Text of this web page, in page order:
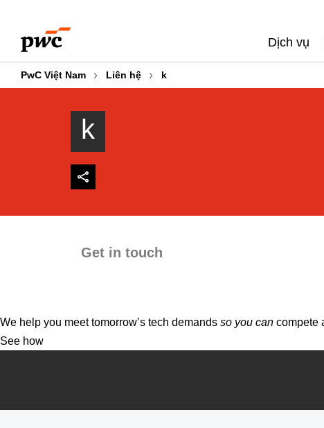
content
footer
Dịch vụ
PwC Việt Nam Liên hệ k
k
Get in touch
We help you meet tomorrow’s tech demands so you can compete
See how